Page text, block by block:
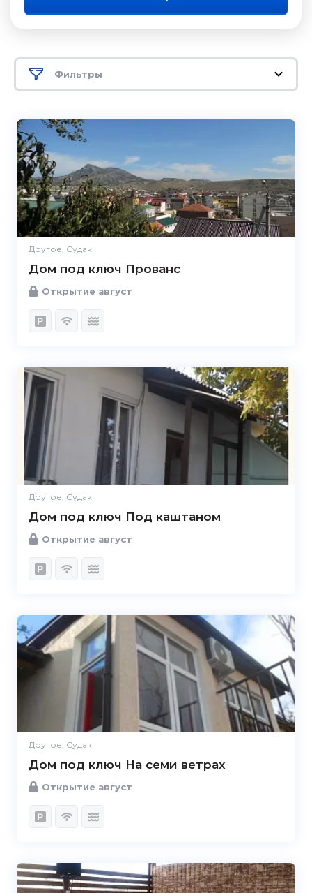
Фильтры
Другое, Судак
Дом под ключ Прованс
Открытие август
Другое, Судак
Дом под ключ Под каштаном
Открытие август
Другое, Судак
Дом под ключ На семи ветрах
Открытие август